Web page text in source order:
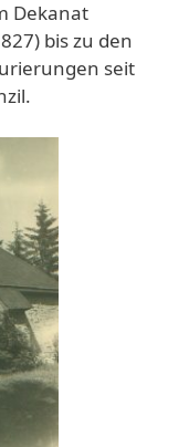
Dekanat
bis zu den
seit